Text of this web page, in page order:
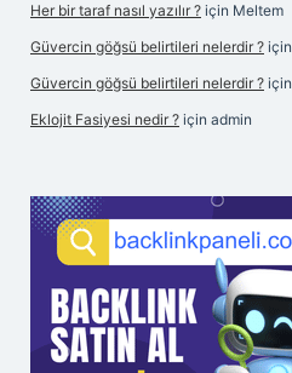
Her bir taraf nasıl yazılır ? için Meltem
Güvercin göğsü belirtileri nelerdir ? için
Güvercin göğsü belirtileri nelerdir ? için
Eklojit Fasiyesi nedir ? için admin